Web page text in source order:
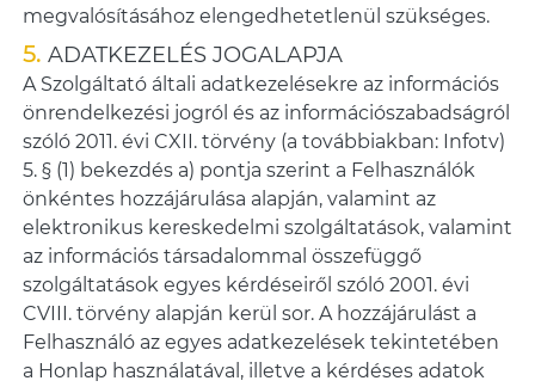
megvalósításához elengedhetetlenül szükséges.
ADATKEZELÉS JOGALAPJA
A Szolgáltató általi adatkezelésekre az információs
önrendelkezési jogról és az információszabadságról
szóló 2011. évi CXII. törvény (a továbbiakban: Infotv)
5. § (1) bekezdés a) pontja szerint a Felhasználók
önkéntes hozzájárulása alapján, valamint az
elektronikus kereskedelmi szolgáltatások, valamint
az információs társadalommal összefüggő
szolgáltatások egyes kérdéseiről szóló 2001. évi
CVIII. törvény alapján kerül sor. A hozzájárulást a
Felhasználó az egyes adatkezelések tekintetében
a Honlap használatával, illetve a kérdéses adatok